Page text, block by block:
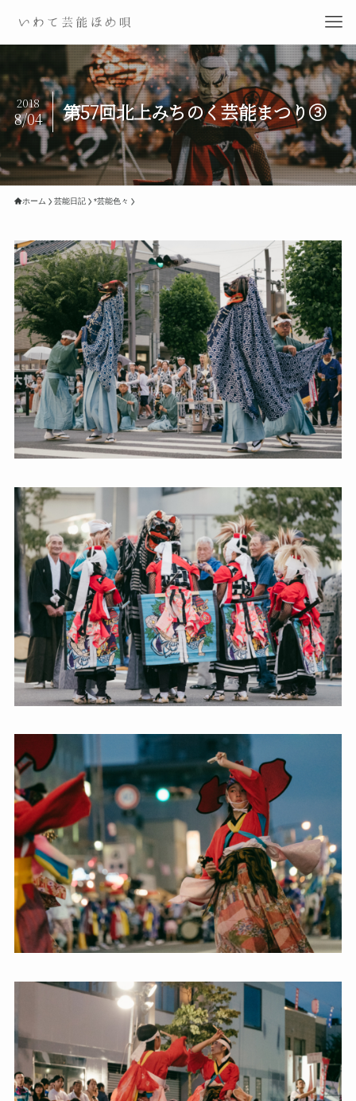
第57回北上みちのく芸能まつり③
2018
8/04
ホーム 芸能日記 *芸能色々